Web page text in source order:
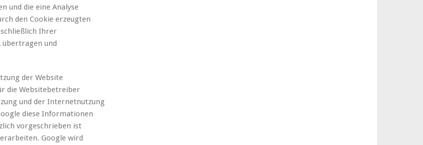
und die eine Analyse
den Cookie erzeugten
Ihrer
übertragen und
der Website
die Websitebetreiber
und der Internetnutzung
diese Informationen
vorgeschrieben ist
Google wird